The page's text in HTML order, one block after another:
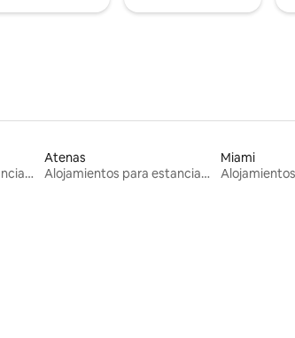
Alojamientos para estancias largas
Atenas
Alojamientos para estancias largas
Miami